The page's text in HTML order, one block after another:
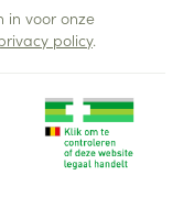
in voor onze
policy.